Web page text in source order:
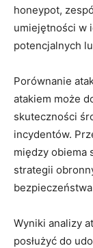
⁣honeypot,
umiejętności w
potencjalnych
Porównanie
atakiem może
skuteczności
incydentów.
między obiema
strategii
Wyniki analizy
posłużyć do